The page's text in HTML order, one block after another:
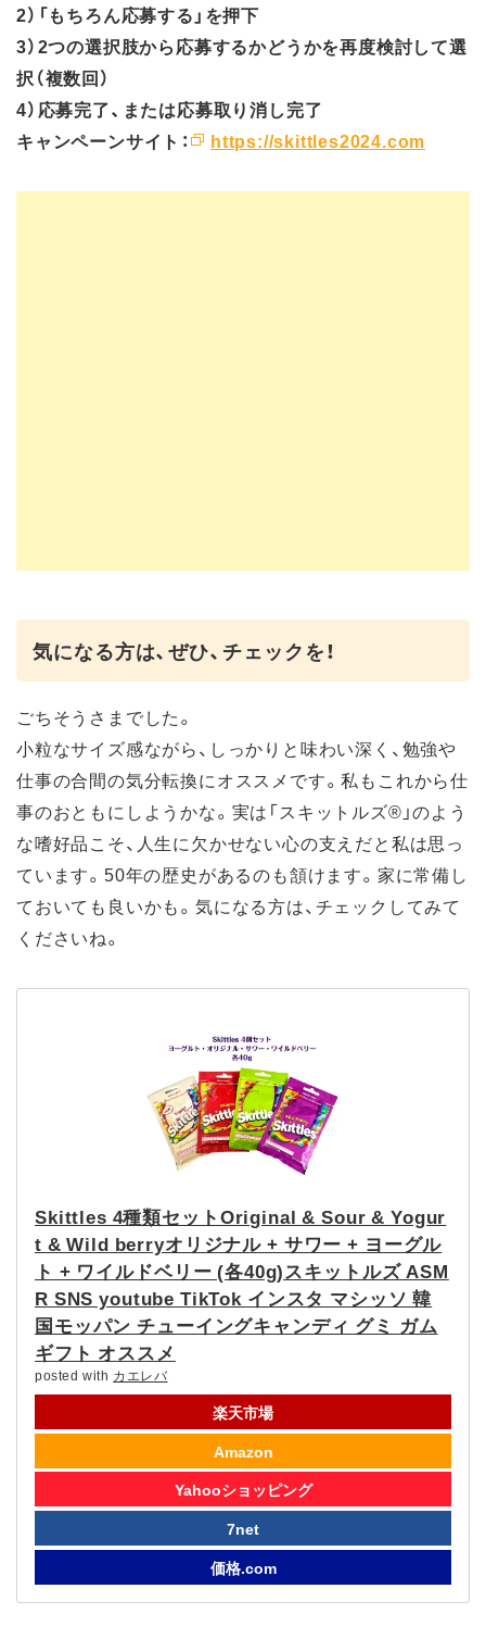
2）「もちろん応募する」を押下
3）2つの選択肢から応募するかどうかを再度検討して選
択（複数回）
4）応募完了、または応募取り消し完了
キャンペーンサイト：
https://skittles2024.com
気になる方は、ぜひ、チェックを！
ごちそうさまでした。
小粒なサイズ感ながら、しっかりと味わい深く、勉強や
仕事の合間の気分転換にオススメです。私もこれから仕
事のおともにしようかな。実は「スキットルズ®」のよう
な嗜好品こそ、人生に欠かせない心の支えだと私は思っ
ています。50年の歴史があるのも頷けます。家に常備し
ておいても良いかも。気になる方は、チェックしてみて
くださいね。
Skittles 4種類セットOriginal & Sour & Yogur
t & Wild berryオリジナル + サワー + ヨーグル
ト + ワイルドベリー (各40g)スキットルズ ASM
R SNS youtube TikTok インスタ マシッソ 韓
国モッパン チューイングキャンディ グミ ガム
ギフト オススメ
posted with カエレバ
楽天市場
Amazon
Yahooショッピング
7net
価格.com